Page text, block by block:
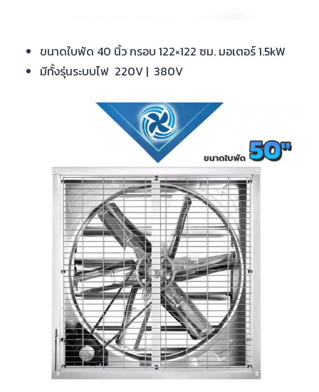
ขนาดใบพัด 40 นิ้ว กรอบ 122×122 ซม. มอเตอร์ 1.5kW
มีทั้งรุ่นระบบไฟ 220V | 380V